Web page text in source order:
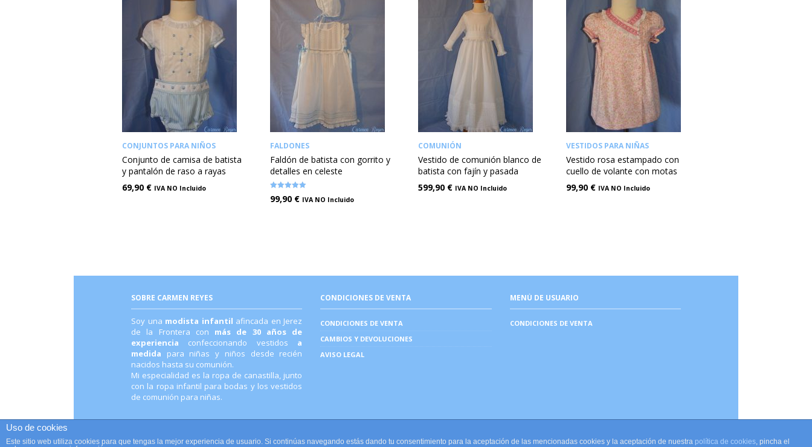
CONJUNTOS PARA NIÑOS
Conjunto de camisa de batista
y pantalón de raso a rayas
69,90 € IVA NO Incluido
FALDONES
Faldón de batista con gorrito y
detalles en celeste
Valorado en
99,90 € IVA NO Incluido
COMUNIÓN
Vestido de comunión blanco de
batista con fajín y pasada
599,90 € IVA NO Incluido
VESTIDOS PARA NIÑAS
Vestido rosa estampado con
cuello de volante con motas
99,90 € IVA NO Incluido
SOBRE CARMEN REYES
Soy una modista infantil afincada en Jerez
de la Frontera con más de 30 años de
experiencia confeccionando vestidos a
medida para niñas y niños desde recién
nacidos hasta su comunión.
Mi especialidad es la ropa de canastilla, junto
con la ropa infantil para bodas y los vestidos
de comunión para niñas.
CONDICIONES DE VENTA
CONDICIONES DE VENTA
CAMBIOS Y DEVOLUCIONES
AVISO LEGAL
MENÚ DE USUARIO
CONDICIONES DE VENTA
Uso de cookies
Este sitio web utiliza cookies para que tengas la mejor experiencia de usuario. Si continúas navegando estás dando tu consentimiento para la aceptación de las mencionadas cookies y la aceptación de nuestra política de cookies, pincha el